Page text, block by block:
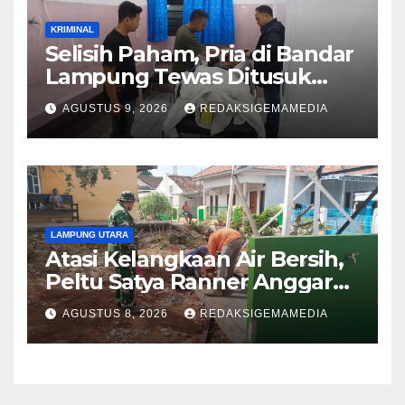
KRIMINAL
Selisih Paham, Pria di Bandar
Lampung Tewas Ditusuk
Teman
AGUSTUS 9, 2026 REDAKSIGEMAMEDIA
LAMPUNG UTARA
Atasi Kelangkaan Air Bersih,
Peltu Satya Ranner Anggara
Rampungkan Pembangunan
Sumur Bor di Tanjung Aman
AGUSTUS 8, 2026 REDAKSIGEMAMEDIA